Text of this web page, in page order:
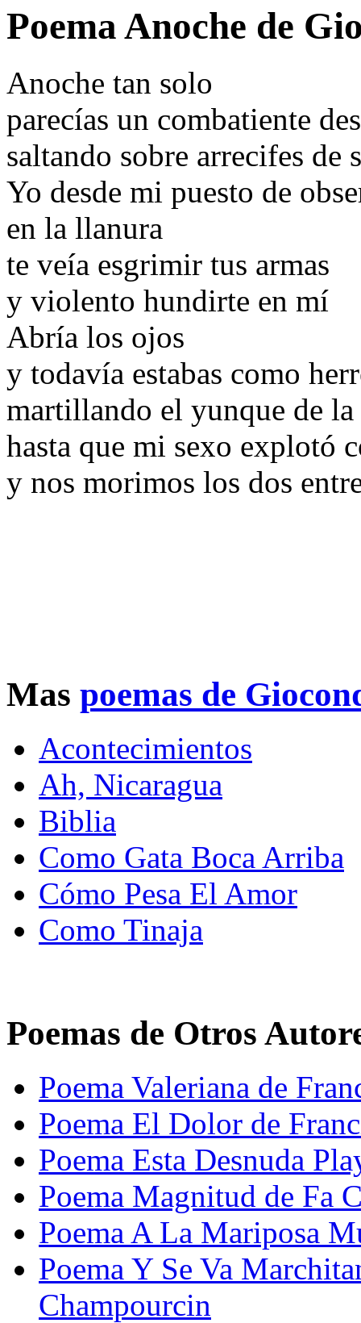
Poema Anoche de
Anoche tan solo
parecías un combatiente
saltando sobre arrecifes de
Yo desde mi puesto de
en la llanura
te veía esgrimir tus armas
y violento hundirte en mí
Abría los ojos
y todavía estabas como
martillando el yunque de la
hasta que mi sexo explotó
y nos morimos los dos
Mas poemas de
Acontecimientos
Ah, Nicaragua
Biblia
Como Gata Boca Arriba
Cómo Pesa El Amor
Como Tinaja
Poemas de Otros
Poema Valeriana de
Poema El Dolor de
Poema Esta Desnuda
Poema Magnitud de Fa
Poema A La Mariposa
Poema Y Se Va
Champourcin